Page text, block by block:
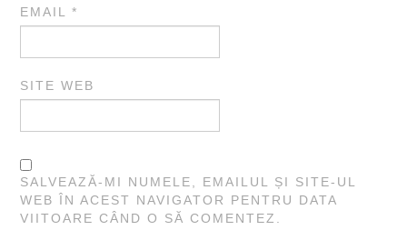
EMAIL*
SITE WEB
SALVEAZĂ-MI NUMELE, EMAILUL ȘI SITE-UL
WEB ÎN ACEST NAVIGATOR PENTRU DATA
VIITOARE CÂND O SĂ COMENTEZ.